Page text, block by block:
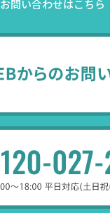
お問い合わせはこちら